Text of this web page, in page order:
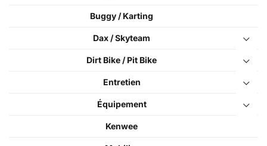
Buggy / Karting
Dax / Skyteam
Dirt Bike / Pit Bike
Entretien
Équipement
Kenwee